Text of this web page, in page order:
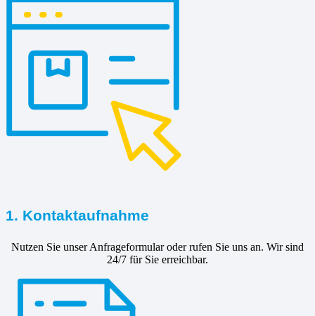
1. Kontaktaufnahme
Nutzen Sie unser Anfrageformular oder rufen Sie uns an. Wir sind
24/7 für Sie erreichbar.